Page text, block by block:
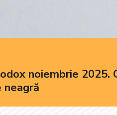
noiembrie 2025.
neagră